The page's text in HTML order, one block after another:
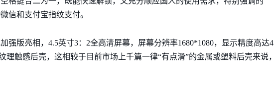
信和支付宝指纹支付。
强版亮相，4.5英寸3：2全高清屏幕，屏幕分辨率1680*1080，显示精度高达4
理触感后壳，这相较于目前市场上千篇一律“有点滑”的金属或塑料后壳来说，